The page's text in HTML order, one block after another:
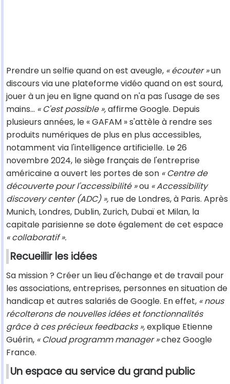
Prendre un selfie quand on est aveugle, « écouter »un
discours via une plateforme vidéo quand on est sourd,
jouer à un jeu en ligne quand on n'a pas l'usage de ses
mains… « C'est possible »,affirme Google. Depuis
plusieurs années, le « GAFAM » s'attèle à rendre ses
produits numériques de plus en plus accessibles,
notamment via l'intelligence artificielle. Le 26
novembre 2024, le siège français de l'entreprise
américaine a ouvert les portes de son « Centre de
découverte pour l'accessibilité »ou « Accessibility
discovery center (ADC) », rue de Londres, à Paris. Après
Munich, Londres, Dublin, Zurich, Dubaï et Milan, la
capitale parisienne se dote également de cet espace
« collaboratif ».
Recueillir les idées
Sa mission ? Créer un lieu d'échange et de travail pour
les associations, entreprises, personnes en situation de
handicap et autres salariés de Google. En effet, « nous
récolterons de nouvelles idées et fonctionnalités
grâce à ces précieux feedbacks »,explique Etienne
Guérin, « Cloud programm manager »chez Google
France.
Un espace au service du grand public